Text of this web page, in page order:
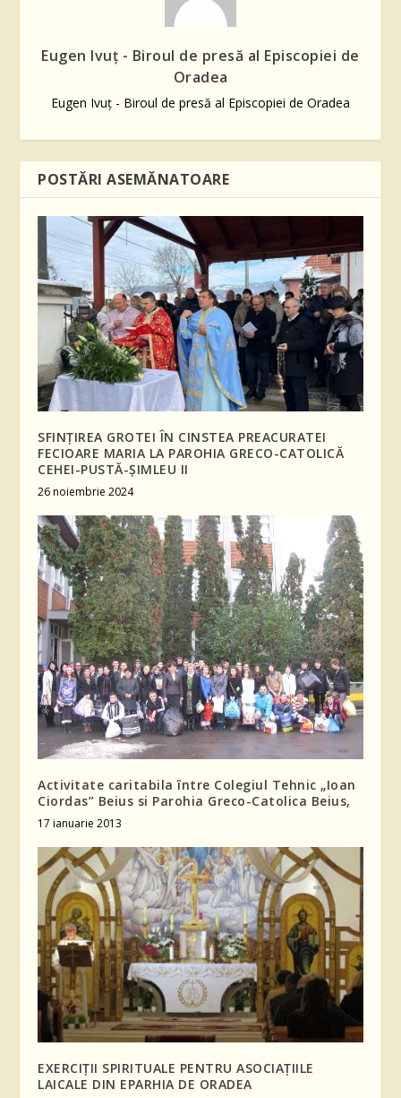
Eugen Ivuţ - Biroul de presă al Episcopiei de
Oradea
Eugen Ivuţ - Biroul de presă al Episcopiei de Oradea
POSTĂRI ASEMĂNATOARE
SFINȚIREA GROTEI ÎN CINSTEA PREACURATEI
FECIOARE MARIA LA PAROHIA GRECO-CATOLICĂ
CEHEI-PUSTĂ-ȘIMLEU II
26 noiembrie 2024
Activitate caritabila între Colegiul Tehnic „Ioan
Ciordas” Beius si Parohia Greco-Catolica Beius,
17 ianuarie 2013
EXERCIŢII SPIRITUALE PENTRU ASOCIAŢIILE
LAICALE DIN EPARHIA DE ORADEA